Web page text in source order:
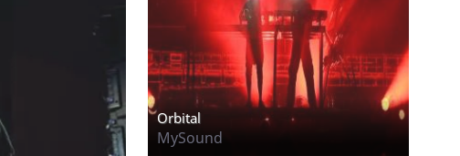
Orbital
MySound